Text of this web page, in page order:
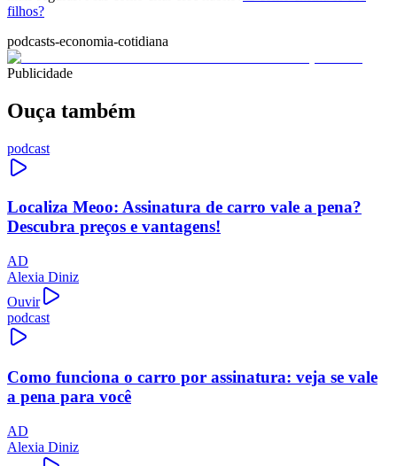
filhos?
podcasts-economia-cotidiana
Publicidade
Ouça também
podcast
Localiza Meoo: Assinatura de carro vale a pena?
Descubra preços e vantagens!
AD
Alexia Diniz
Ouvir
podcast
Como funciona o carro por assinatura: veja se vale
a pena para você
AD
Alexia Diniz